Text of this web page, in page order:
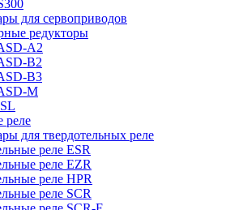
для сервоприводов
редукторы
A2
B2
B3
M
реле
для твердотельных реле
реле ESR
реле EZR
реле HPR
реле SCR